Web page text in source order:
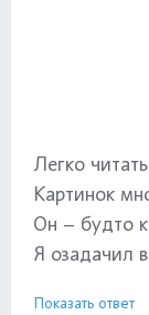
Легко
Картинок
Он – будто
Я озадачил
Показать ответ